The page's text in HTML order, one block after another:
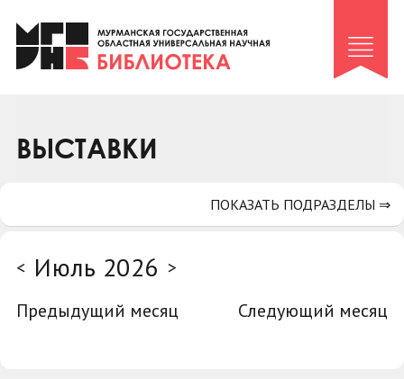
Клуб «Гиря и сельдерей»
Клуб «Семейный архив»
Коллегам
ВЫСТАВКИ
< Июль 2026 >
Предыдущий месяц
Следующий месяц
ПОКАЗАТЬ ПОДРАЗДЕЛЫ ⇒